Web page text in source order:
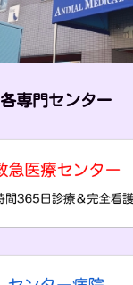
各専門センター